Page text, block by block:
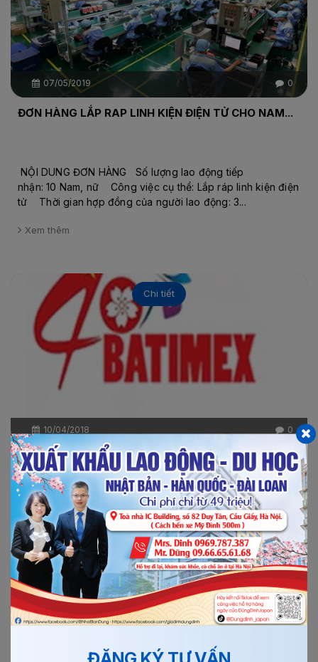
07/05/2019 0
ĐƠN HÀNG LẮP RAP LINH KIỆN ĐIỆN TỬ CHO NAM...
NỘI DUNG ĐƠN HÀNG Số lượng lao động tiếp
nhận: 10 Nam, nữ Công việc cụ thể: Lắp ráp linh kiện điện
tử Thời gian hợp đồng của người lao động: 3...
Xem thêm
10/04/2018 0
Chi tiết
ĐƠN HÀNG SỬA CHỮA Ô TÔ LÀM VIỆC TẠI NHẬT...
Đơn hàng sửa chữa ô tô đi Nhật là đơn hàng công xưởng
vì thế mà việc làm thêm tăng ca hàng tháng cũng rất...
Xem thêm